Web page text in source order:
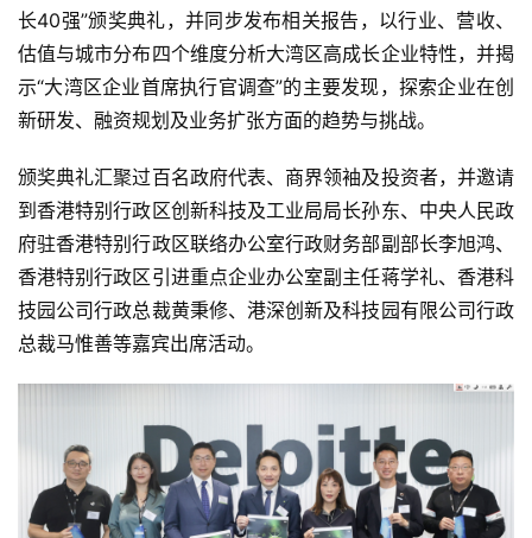
长40强”颁奖典礼，并同步发布相关报告，以行业、营收、
估值与城市分布四个维度分析大湾区高成长企业特性，并揭
示“大湾区企业首席执行官调查”的主要发现，探索企业在创
新研发、融资规划及业务扩张方面的趋势与挑战。
颁奖典礼汇聚过百名政府代表、商界领袖及投资者，并邀请
到香港特别行政区创新科技及工业局局长孙东、中央人民政
府驻香港特别行政区联络办公室行政财务部副部长李旭鸿、
香港特别行政区引进重点企业办公室副主任蒋学礼、香港科
技园公司行政总裁黄秉修、港深创新及科技园有限公司行政
总裁马惟善等嘉宾出席活动。